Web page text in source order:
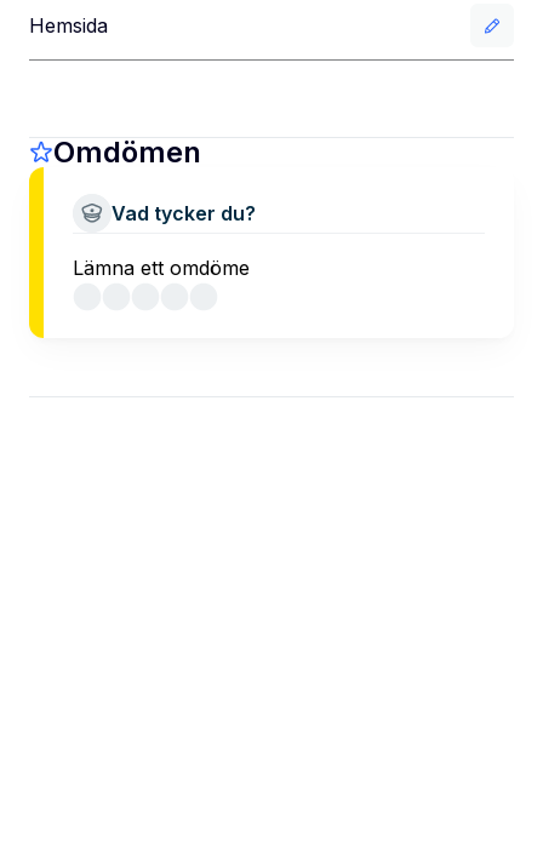
Hemsida
Omdömen
Vad tycker du?
Lämna ett omdöme